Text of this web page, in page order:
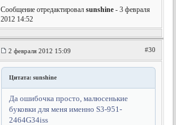
Сообщение отредактировалsunshine - 3 февраля
2012 14:52
2 февраля 2012 15:09 #30
Цитата: sunshine
Да ошибочка просто, малюсенькие
буковки для меня именно S3-951-
2464G34iss